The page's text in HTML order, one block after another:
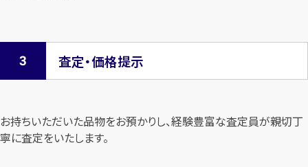
査定・価格提示
お持ちいただいた品物をお預かりし、経験豊富な査定員が親切丁
寧に査定をいたします。